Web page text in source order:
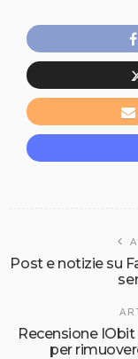
Post e notizie su
Recensione
per